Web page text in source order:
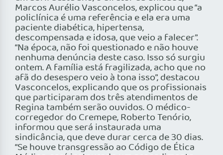
Marcos Aurélio Vasconcelos, explicou que “a
policlínica é uma referência e ela era uma
paciente diabética, hipertensa,
descompensada e idosa, que veio a falecer”.
“Na época, não foi questionado e não houve
nenhuma denúncia deste caso. Isso só surgiu
ontem. A família está fragilizada, acho que no
afã do desespero veio à tona isso”, destacou
Vasconcelos, explicando que os profissionais
que participaram dos três atendimentos de
Regina também serão ouvidos. O médico-
corregedor do Cremepe, Roberto Tenório,
informou que será instaurada uma
sindicância, que deve durar cerca de 30 dias.
“Se houve transgressão ao Código de Ética